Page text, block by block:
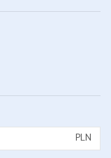
PLN